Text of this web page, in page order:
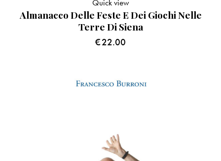
Almanacco Delle Feste E Dei Giochi Nelle
Terre Di Siena
€22.00
Quick view